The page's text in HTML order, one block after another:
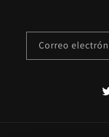
Correo